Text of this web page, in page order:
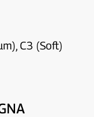
C3 (Soft)